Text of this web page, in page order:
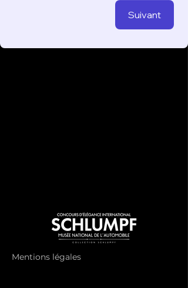
Suivant
Mentions légales